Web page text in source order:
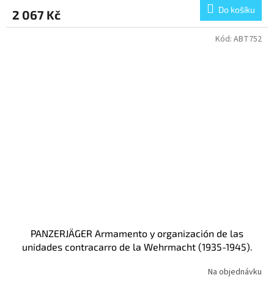
2 067 Kč Do košíku
PANZERJÄGER Armamento y organización de las
unidades contracarro de la Wehrmacht (1935-1945).
Na objednávku
Kód: ABT752